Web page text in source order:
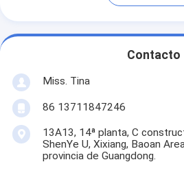
Contacto
Miss. Tina
86 13711847246
13A13, 14ª planta, C
ShenYe U, Xixiang, Baoan
provincia de Guangdong.